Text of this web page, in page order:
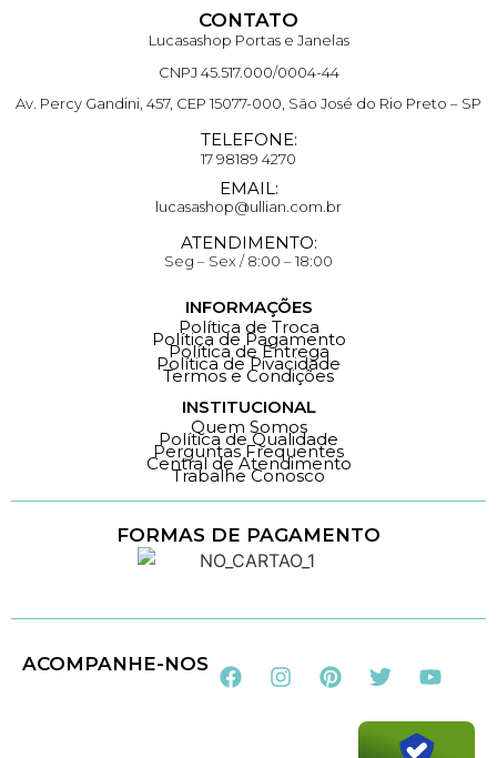
CONTATO
Lucasashop Portas e Janelas
CNPJ 45.517.000/0004-44
Av. Percy Gandini, 457, CEP 15077-000, São José do Rio Preto – SP
TELEFONE:
17 98189 4270
EMAIL:
lucasashop@ullian.com.br
ATENDIMENTO:
Seg – Sex / 8:00 – 18:00
INFORMAÇÕES
Política de Troca
Política de Pagamento
Política de Entrega
Política de Pivacidade
Termos e Condições
INSTITUCIONAL
Quem Somos
Política de Qualidade
Perguntas Frequentes
Central de Atendimento
Trabalhe Conosco
FORMAS DE PAGAMENTO
ACOMPANHE-NOS